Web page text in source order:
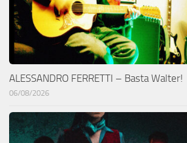
ALESSANDRO FERRETTI – Basta Walter!
06/08/2026